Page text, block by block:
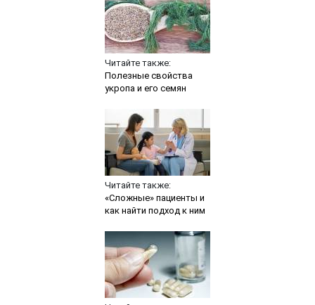
Читайте также:
Полезные свойства
укропа и его семян
Читайте также:
«Сложные» пациенты и
как найти подход к ним